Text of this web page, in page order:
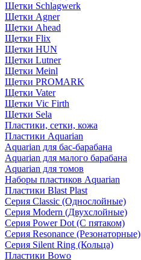
Щетки Schlagwerk
Щетки Agner
Щетки Ahead
Щетки Flix
Щетки HUN
Щетки Lutner
Щетки Meinl
Щетки PROMARK
Щетки Vater
Щетки Vic Firth
Щетки Sela
Пластики, сетки, кожа
Пластики Aquarian
Aquarian для бас-барабана
Aquarian для малого барабана
Aquarian для томов
Наборы пластиков Aquarian
Пластики Blast Plast
Серия Classic (Однослойные)
Серия Modern (Двухслойные)
Серия Power Dot (С пятаком)
Серия Resonance (Резонаторные)
Серия Silent Ring (Кольца)
Пластики Bowo